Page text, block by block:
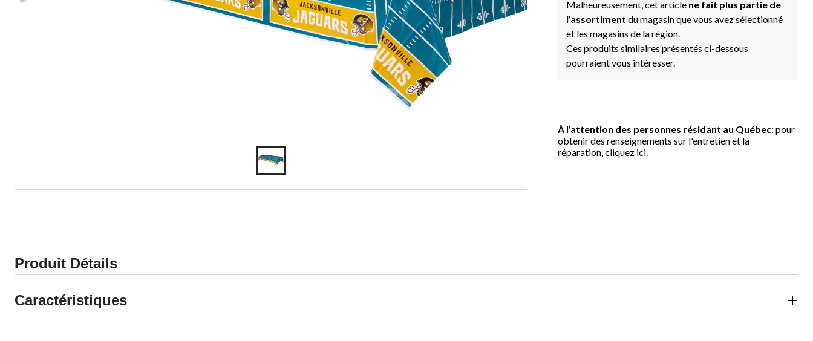
Malheureusement, cet article ne fait plus partie de
l’assortiment du magasin que vous avez sélectionné
et les magasins de la région.
Ces produits similaires présentés ci-dessous
pourraient vous intéresser.
À l'attention des personnes résidant au Québec: pour
obtenir des renseignements sur l'entretien et la
réparation,cliquez ici.
Produit Détails
Caractéristiques